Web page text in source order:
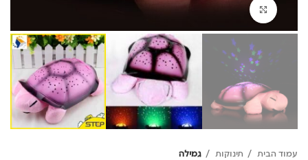
עמוד הבית תינוקות גמילה